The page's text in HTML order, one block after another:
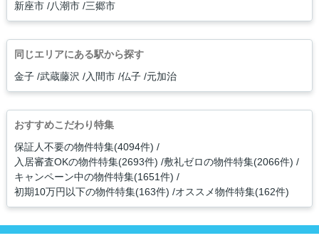
新座市 八潮市 三郷市
同じエリアにある駅から探す
金子 武蔵藤沢 入間市 仏子 元加治
おすすめこだわり特集
保証人不要の物件特集(4094件)
入居審査OKの物件特集(2693件) 敷礼ゼロの物件特集(2066件)
キャンペーン中の物件特集(1651件)
初期10万円以下の物件特集(163件) オススメ物件特集(162件)